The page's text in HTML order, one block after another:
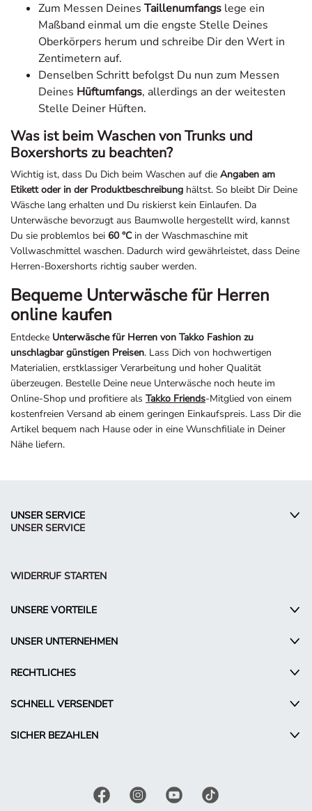
Zum Messen Deines Taillenumfangs lege ein
Maßband einmal um die engste Stelle Deines
Oberkörpers herum und schreibe Dir den Wert in
Zentimetern auf.
Denselben Schritt befolgst Du nun zum Messen
Deines Hüftumfangs, allerdings an der weitesten
Stelle Deiner Hüften.
Was ist beim Waschen von Trunks und
Boxershorts zu beachten?
Wichtig ist, dass Du Dich beim Waschen auf die Angaben am
Etikett oder in der Produktbeschreibung hältst. So bleibt Dir Deine
Wäsche lang erhalten und Du riskierst kein Einlaufen. Da
Unterwäsche bevorzugt aus Baumwolle hergestellt wird, kannst
Du sie problemlos bei 60 °C in der Waschmaschine mit
Vollwaschmittel waschen. Dadurch wird gewährleistet, dass Deine
Herren-Boxershorts richtig sauber werden.
Bequeme Unterwäsche für Herren
online kaufen
Entdecke Unterwäsche für Herren von Takko Fashion zu
unschlagbar günstigen Preisen. Lass Dich von hochwertigen
Materialien, erstklassiger Verarbeitung und hoher Qualität
überzeugen. Bestelle Deine neue Unterwäsche noch heute im
Online-Shop und profitiere als Takko Friends-Mitglied von einem
kostenfreien Versand ab einem geringen Einkaufspreis. Lass Dir die
Artikel bequem nach Hause oder in eine Wunschfiliale in Deiner
Nähe liefern.
UNSER SERVICE
UNSER SERVICE
WIDERRUF STARTEN
UNSERE VORTEILE
UNSER UNTERNEHMEN
RECHTLICHES
SCHNELL VERSENDET
SICHER BEZAHLEN